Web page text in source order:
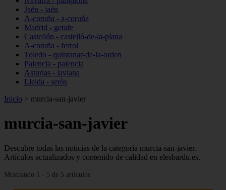
Jaén - jaén
A-coruña - a-coruña
Madrid - getafe
Castellón - castelló-de-la-plana
A-coruña - ferrol
Toledo - quintanar-de-la-orden
Palencia - palencia
Asturias - laviana
Lleida - seròs
Inicio > murcia-san-javier
murcia-san-javier
Descubre todas las noticias de la categoría murcia-san-javier.
Artículos actualizados y contenido de calidad en elesbardu.es.
Mostrando 1 - 5 de 5 artículos